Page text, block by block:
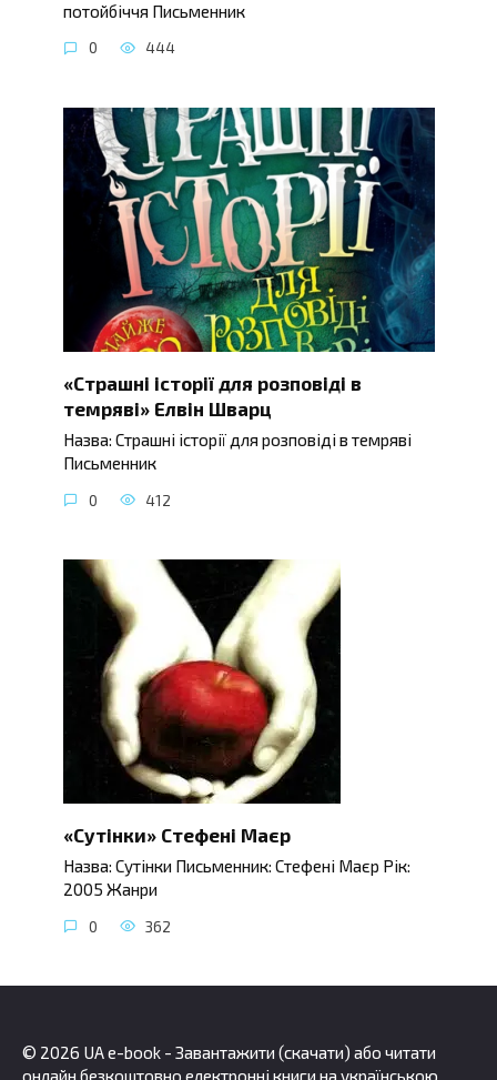
потойбіччя Письменник
0 444
«Страшні історії для розповіді в
темряві» Елвін Шварц
Назва: Страшні історії для розповіді в темряві
Письменник
0 412
«Сутінки» Стефені Маєр
Назва: Сутінки Письменник: Стефені Маєр Рік:
2005 Жанри
0 362
© 2026 UA e-book - Завантажити (скачати) або читати
онлайн безкоштовно електронні книги на українською